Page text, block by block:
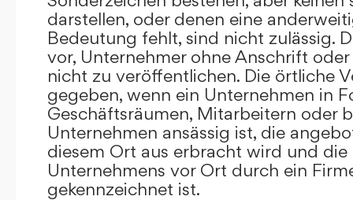
darstellen, oder denen eine
Bedeutung fehlt, sind nicht zulässig.
vor, Unternehmer ohne Anschrift
nicht zu veröffentlichen. Die örtliche
gegeben, wenn ein Unternehmen in
Geschäftsräumen, Mitarbeitern oder
Unternehmen ansässig ist, die
diesem Ort aus erbracht wird und die
Unternehmens vor Ort durch ein
gekennzeichnet ist.